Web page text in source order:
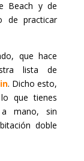
Beach y de
de practicar
que hace
lista de
. Dicho esto,
que tienes
mano, sin
doble